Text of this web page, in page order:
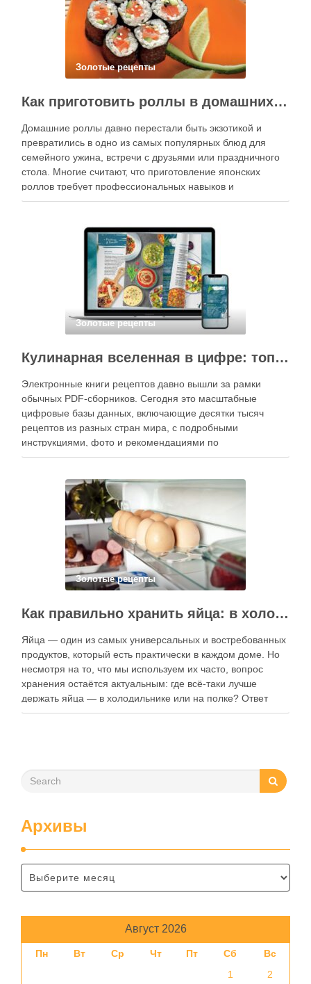
Золотые рецепты
Как приготовить роллы в домашних условиях?
Домашние роллы давно перестали быть экзотикой и
превратились в одно из самых популярных блюд для
семейного ужина, встречи с друзьями или праздничного
стола. Многие считают, что приготовление японских
роллов требует профессиональных навыков и
специального оборудования, однако на практике сделать
кухне. Главное — …
Золотые рецепты
Кулинарная вселенная в цифре: топ-3 самых больших электронных книг рецептов
Электронные книги рецептов давно вышли за рамки
обычных PDF-сборников. Сегодня это масштабные
цифровые базы данных, включающие десятки тысяч
рецептов из разных стран мира, с подробными
инструкциями, фото и рекомендациями по
приготовлению. В отличие от печатных изданий,
контент, расширять коллекции блюд и добавлять новые
функции. Ниже …
Золотые рецепты
Как правильно хранить яйца: в холодильнике или на полке?
Яйца — один из самых универсальных и востребованных
продуктов, который есть практически в каждом доме. Но
несмотря на то, что мы используем их часто, вопрос
хранения остаётся актуальным: где всё-таки лучше
держать яйца — в холодильнике или на полке? Ответ
зависит от нескольких факторов, включая температуру
Архивы
Август 2026
Пн Вт Ср Чт Пт Сб
Вс
1
2